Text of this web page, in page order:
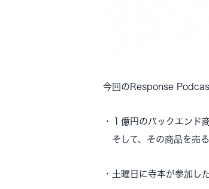
今回のResponse
・１億円のバックエンド
そして、その商品を売
・土曜日に寺本が参加し